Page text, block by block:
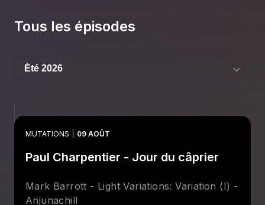
Tous les épisodes
MUTATIONS 09 AOÛT
Paul Charpentier - Jour du câprier
Mark Barrott - Light Variations: Variation (I) -
Anjunachill